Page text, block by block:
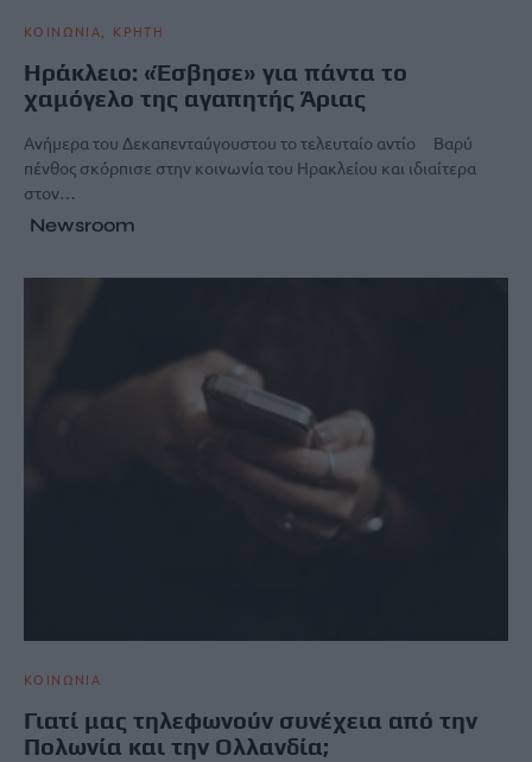
ΚΟΙΝΩΝΙΑ ΚΡΗΤΗ
Ηράκλειο: «Έσβησε» για πάντα το
χαμόγελο της αγαπητής Άριας
Ανήμερα του Δεκαπενταύγουστου το τελευταίο αντίο Βαρύ
πένθος σκόρπισε στην κοινωνία του Ηρακλείου και ιδιαίτερα
στον…
Newsroom
ΚΟΙΝΩΝΙΑ
Γιατί μας τηλεφωνούν συνέχεια από την
Πολωνία και την Ολλανδία;